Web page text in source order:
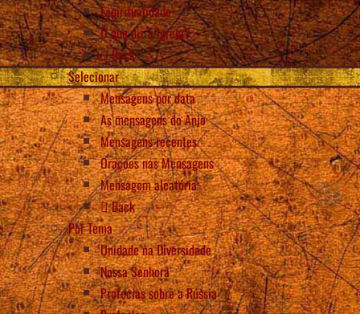
Espiritualidade
O que diz a Igreja?
Back
Selecionar
Mensagens por data
As mensagens do Anjo
Mensagens recentes
Orações nas Mensagens
Mensagem aleatória
Back
Por Tema
Unidade na Diversidade
Nossa Senhora
Profecias sobre a Rússia